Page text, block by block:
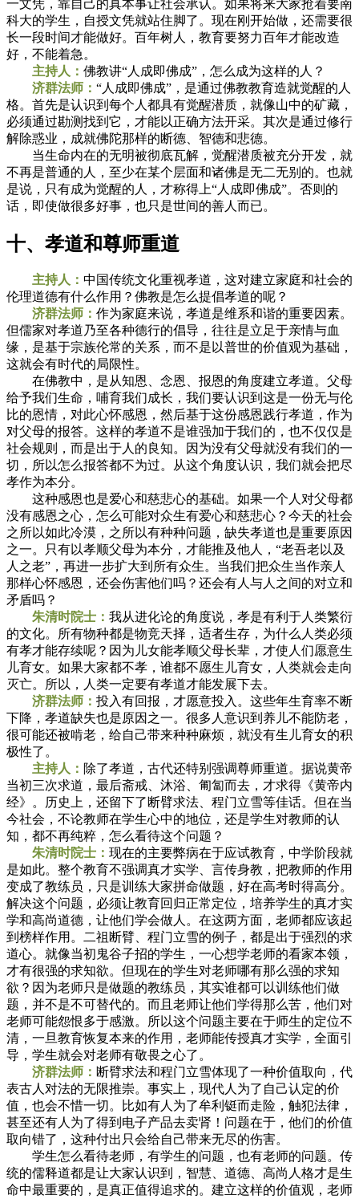
一文凭，靠自己的真本事让社会承认。如果将来大家抢着要南
科大的学生，自授文凭就站住脚了。现在刚开始做，还需要很
长一段时间才能做好。百年树人，教育要努力百年才能改造
好，不能着急。
主持人： 佛教讲“人成即佛成”，怎么成为这样的人？
济群法师： “人成即佛成”，是通过佛教教育造就觉醒的人
格。首先是认识到每个人都具有觉醒潜质，就像山中的矿藏，
必须通过勘测找到它，才能以正确方法开采。其次是通过修行
解除惑业，成就佛陀那样的断德、智德和悲德。
当生命内在的无明被彻底瓦解，觉醒潜质被充分开发，就
不再是普通的人，至少在某个层面和诸佛是无二无别的。也就
是说，只有成为觉醒的人，才称得上“人成即佛成”。否则的
话，即使做很多好事，也只是世间的善人而已。
十、孝道和尊师重道
主持人： 中国传统文化重视孝道，这对建立家庭和社会的
伦理道德有什么作用？佛教是怎么提倡孝道的呢？
济群法师： 作为家庭来说，孝道是维系和谐的重要因素。
但儒家对孝道乃至各种德行的倡导，往往是立足于亲情与血
缘，是基于宗族伦常的关系，而不是以普世的价值观为基础，
这就会有时代的局限性。
在佛教中，是从知恩、念恩、报恩的角度建立孝道。父母
给予我们生命，哺育我们成长，我们要认识到这是一份无与伦
比的恩情，对此心怀感恩，然后基于这份感恩践行孝道，作为
对父母的报答。这样的孝道不是谁强加于我们的，也不仅仅是
社会规则，而是出于人的良知。因为没有父母就没有我们的一
切，所以怎么报答都不为过。从这个角度认识，我们就会把尽
孝作为本分。
这种感恩也是爱心和慈悲心的基础。如果一个人对父母都
没有感恩之心，怎么可能对众生有爱心和慈悲心？今天的社会
之所以如此冷漠，之所以有种种问题，缺失孝道也是重要原因
之一。只有以孝顺父母为本分，才能推及他人，“老吾老以及
人之老”，再进一步扩大到所有众生。当我们把众生当作亲人
那样心怀感恩，还会伤害他们吗？还会有人与人之间的对立和
矛盾吗？
朱清时院士： 我从进化论的角度说，孝是有利于人类繁衍
的文化。所有物种都是物竞天择，适者生存，为什么人类必须
有孝才能存续呢？因为儿女能孝顺父母长辈，才使人们愿意生
儿育女。如果大家都不孝，谁都不愿生儿育女，人类就会走向
灭亡。所以，人类一定要有孝道才能发展下去。
济群法师： 投入有回报，才愿意投入。这些年生育率不断
下降，孝道缺失也是原因之一。很多人意识到养儿不能防老，
很可能还被啃老，给自己带来种种麻烦，就没有生儿育女的积
极性了。
主持人： 除了孝道，古代还特别强调尊师重道。据说黄帝
当初三次求道，最后斋戒、沐浴、匍匐而去，才求得《黄帝内
经》。历史上，还留下了断臂求法、程门立雪等佳话。但在当
今社会，不论教师在学生心中的地位，还是学生对教师的认
知，都不再纯粹，怎么看待这个问题？
朱清时院士： 现在的主要弊病在于应试教育，中学阶段就
是如此。整个教育不强调真才实学、言传身教，把教师的作用
变成了教练员，只是训练大家拼命做题，好在高考时得高分。
解决这个问题，必须让教育回归正常定位，培养学生的真才实
学和高尚道德，让他们学会做人。在这两方面，老师都应该起
到榜样作用。二祖断臂、程门立雪的例子，都是出于强烈的求
道心。就像当初鬼谷子招的学生，一心想学老师的看家本领，
才有很强的求知欲。但现在的学生对老师哪有那么强的求知
欲？因为老师只是做题的教练员，其实谁都可以训练他们做
题，并不是不可替代的。而且老师让他们学得那么苦，他们对
老师可能怨恨多于感激。所以这个问题主要在于师生的定位不
清，一旦教育恢复本来的作用，老师能传授真才实学，全面引
导，学生就会对老师有敬畏之心了。
济群法师： 断臂求法和程门立雪体现了一种价值取向，代
表古人对法的无限推崇。事实上，现代人为了自己认定的价
值，也会不惜一切。比如有人为了牟利铤而走险，触犯法律，
甚至还有人为了得到电子产品去卖肾！问题在于，他们的价值
取向错了，这种付出只会给自己带来无尽的伤害。
学生怎么看待老师，有学生的问题，也有老师的问题。传
统的儒释道都是让大家认识到，智慧、道德、高尚人格才是生
命中最重要的，是真正值得追求的。建立这样的价值观，老师